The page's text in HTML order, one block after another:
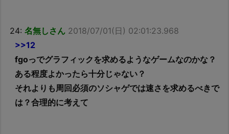
24: 名無しさん 2018/07/01(日) 02:01:23.968
>>12
fgoっでグラフィックを求めるようなゲームなのかな？
ある程度よかったら十分じゃない？
それよりも周回必須のソシャゲでは速さを求めるべきで
は？合理的に考えて